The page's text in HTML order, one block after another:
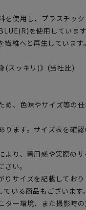
を使用し、プラスチッ
を使用していま
維へと再生しています。
(スッキリ)》(当社比)
、色味やサイズ等の
ます。サイズ表を確
り、着用感や実際の
い。
サイズを記載してお
いる商品もございます。
ー環境、また撮影時